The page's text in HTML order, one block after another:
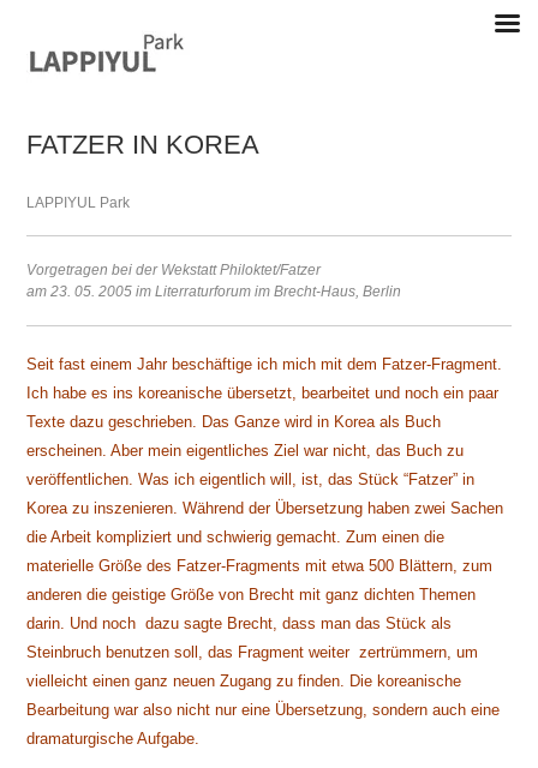
Lappiyul Park, 라삐율, selected works
FATZER IN KOREA
LAPPIYUL Park
Vorgetragen bei der Wekstatt Philoktet/Fatzer
am 23. 05. 2005 im Literraturforum im Brecht-Haus, Berlin
Seit fast einem Jahr beschäftige ich mich mit dem Fatzer-Fragment.
Ich habe es ins koreanische übersetzt, bearbeitet und noch ein paar
Texte dazu geschrieben. Das Ganze wird in Korea als Buch
erscheinen. Aber mein eigentliches Ziel war nicht, das Buch zu
veröffentlichen. Was ich eigentlich will, ist, das Stück “Fatzer” in
Korea zu inszenieren. Während der Übersetzung haben zwei Sachen
die Arbeit kompliziert und schwierig gemacht. Zum einen die
materielle Größe des Fatzer-Fragments mit etwa 500 Blättern, zum
anderen die geistige Größe von Brecht mit ganz dichten Themen
darin. Und noch dazu sagte Brecht, dass man das Stück als
Steinbruch benutzen soll, das Fragment weiter zertrümmern, um
vielleicht einen ganz neuen Zugang zu finden. Die koreanische
Bearbeitung war also nicht nur eine Übersetzung, sondern auch eine
dramaturgische Aufgabe.